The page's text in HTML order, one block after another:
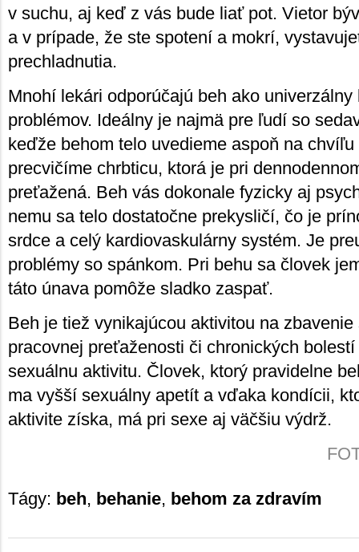
v suchu, aj keď z vás bude liať pot. Vietor
a v prípade, že ste spotení a mokrí,
prechladnutia.
Mnohí lekári odporúčajú beh ako
problémov. Ideálny je najmä pre ľudí so
keďže behom telo uvedieme aspoň na
precvičíme chrbticu, ktorá je pri
preťažená. Beh vás dokonale fyzicky aj
nemu sa telo dostatočne prekysličí, čo je
srdce a celý kardiovaskulárny systém. Je
problémy so spánkom. Pri behu sa človek
táto únava pomôže sladko zaspať.
Beh je tiež vynikajúcou aktivitou na
pracovnej preťaženosti či chronických
sexuálnu aktivitu. Človek, ktorý pravidelne
ma vyšší sexuálny apetít a vďaka kondícii,
aktivite získa, má pri sexe aj väčšiu výdrž.
Tágy: beh, behanie, behom za zdravím